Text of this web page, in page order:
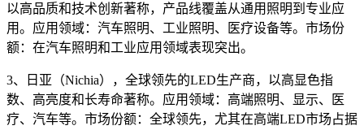
以高品质和技术创新著称，产品线覆盖从通用照明到专业应
用。应用领域：汽车照明、工业照明、医疗设备等。市场份
额：在汽车照明和工业应用领域表现突出。
3、日亚（Nichia），全球领先的LED生产商，以高显色指
数、高亮度和长寿命著称。应用领域：高端照明、显示、医
疗、汽车等。市场份额：全球领先，尤其在高端LED市场占据